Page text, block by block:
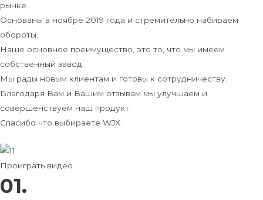
рынке.
Основаны в ноябре 2019 года и стремительно набираем
обороты.
Наше основное преимущество, это то, что мы имеем
собственный завод.
Мы рады новым клиентам и готовы к сотрудничеству.
Благодаря Вам и Вашим отзывам мы улучшаем и
совершенствуем наш продукт.
Спасибо что выбираете WJX.
Проиграть видео
01.